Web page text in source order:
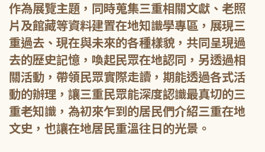
作為展覽主題，同時蒐集三重相關文獻、老照
片及館藏等資料建置在地知識學專區，展現三
重過去、現在與未來的各種樣貌，共同呈現過
去的歷史記憶，喚起民眾在地認同，另透過相
關活動，帶領民眾實際走讀，期能透過各式活
動的辦理，讓三重民眾能深度認識最真切的三
重老知識，為初來乍到的居民們介紹三重在地
文史，也讓在地居民重溫往日的光景。